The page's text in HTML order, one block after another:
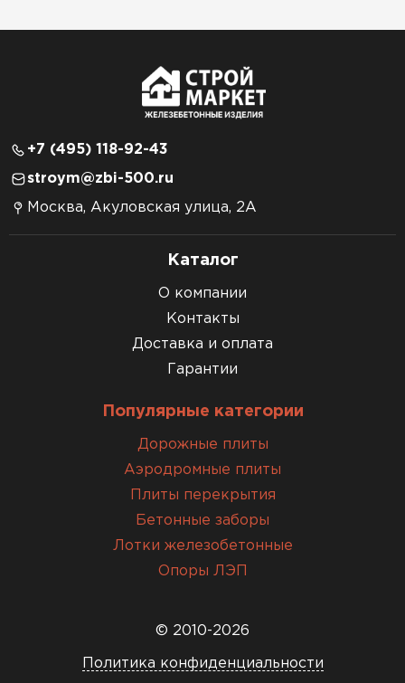
+7 (495) 118-92-43
stroym@zbi-500.ru
Москва, Акуловская улица, 2А
Каталог
О компании
Контакты
Доставка и оплата
Гарантии
Популярные категории
Дорожные плиты
Аэродромные плиты
Плиты перекрытия
Бетонные заборы
Лотки железобетонные
Опоры ЛЭП
© 2010-2026
Политика конфиденциальности